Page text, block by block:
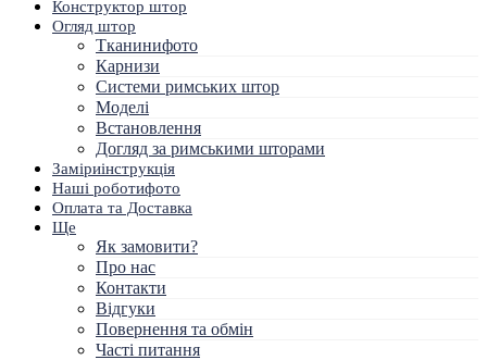
Конструктор штор
Огляд штор
Тканинифото
Карнизи
Системи римських штор
Моделі
Встановлення
Догляд за римськими шторами
Заміриінструкція
Наші роботифото
Оплата та Доставка
Ще
Як замовити?
Про нас
Контакти
Відгуки
Повернення та обмін
Часті питання